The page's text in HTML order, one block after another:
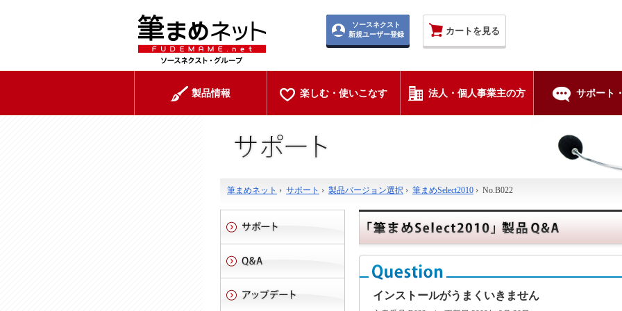
ソースネクスト
新規ユーザー登録
カートを見る
製品情報 楽しむ・使いこなす 法人・個人事業主の方 サポート
筆まめネット › サポート › 製品バージョン選択 › 筆まめSelect2010 › No.B022
インストールがうまくいきません